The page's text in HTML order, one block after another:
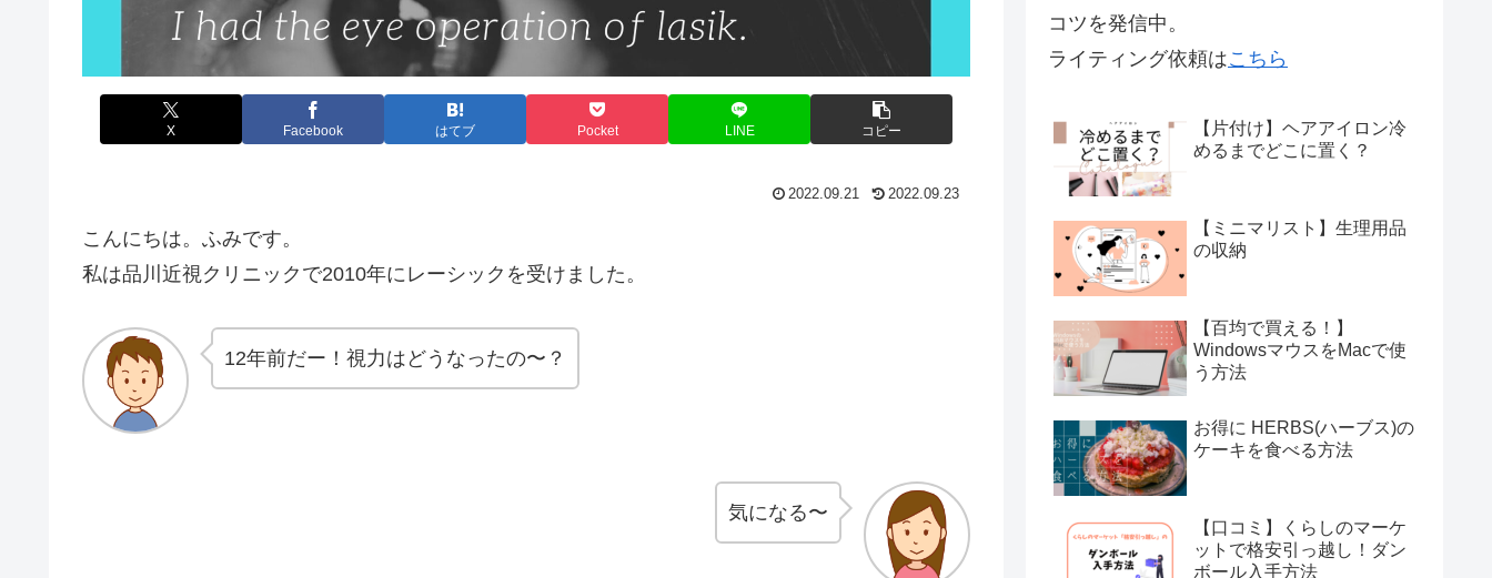
X Facebook はてブ Pocket LINE コピー
2022.09.21 2022.09.23
こんにちは。ふみです。
私は品川近視クリニックで2010年にレーシックを受けました。
12年前だー！視力はどうなったの〜？
気になる〜
コツを発信中。
ライティング依頼はこちら
【片付け】ヘアアイロン冷
めるまでどこに置く？
【ミニマリスト】生理用品
の収納
【百均で買える！】
WindowsマウスをMacで使
う方法
お得に HERBS(ハーブス)の
ケーキを食べる方法
【口コミ】くらしのマーケ
ットで格安引っ越し！ダン
ボール入手方法